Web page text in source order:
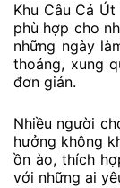
Khu Câu Cá
phù hợp cho
những ngày
thoáng, xung
đơn giản.
Nhiều người
hưởng không
ồn ào, thích
với những ai